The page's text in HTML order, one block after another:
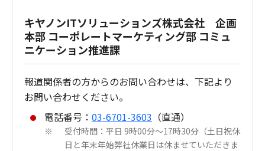
キヤノンITソリューションズ株式会社 企画
本部 コーポレートマーケティング部 コミュ
ニケーション推進課
報道関係者の方からのお問い合わせは、下記より
お問い合わせください。
電話番号： 03-6701-3603 （直通）
※
受付時間：平日 9時00分～17時30分（土日祝休
日と年末年始弊社休業日は休ませていただきま